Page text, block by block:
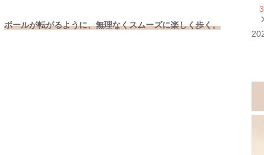
ボールが転がるように、無理なくスムーズに楽しく歩く。